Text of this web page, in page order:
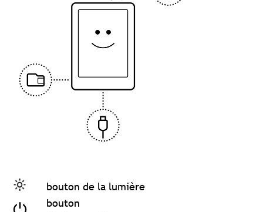
bouton de la lumière
bouton